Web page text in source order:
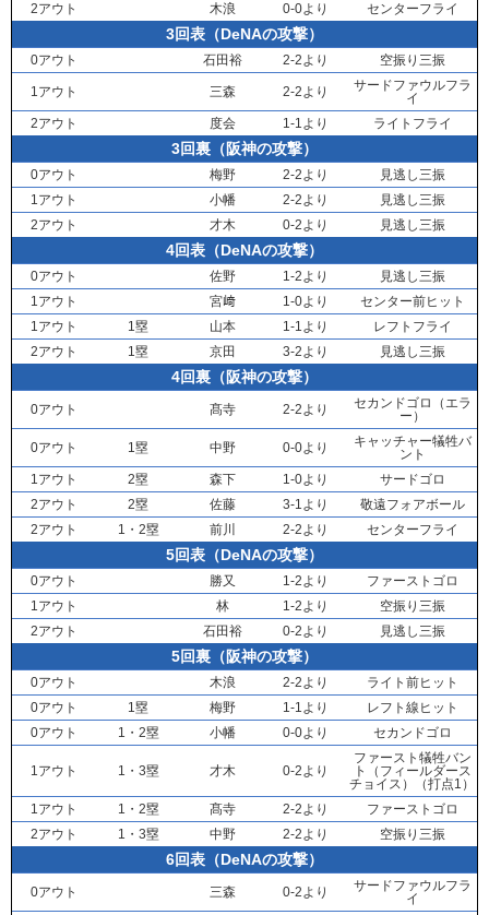
2アウト
木浪 0-0より センターフライ
3回表（DeNAの攻撃）
0アウト 石田裕 2-2より 空振り三振
1アウト 三森 2-2より
サードファウルフラ
イ
2アウト
度会 1-1より ライトフライ
3回裏（阪神の攻撃）
0アウト 梅野 2-2より
見逃し三振
1アウト
小幡 2-2より
見逃し三振
2アウト
才木 0-2より 見逃し三振
4回表（DeNAの攻撃）
0アウト 佐野 1-2より
見逃し三振
1アウト
宮﨑 1-0より
センター前ヒット
1アウト
1塁 山本 1-1より
レフトフライ
2アウト
1塁 京田 3-2より 見逃し三振
4回裏（阪神の攻撃）
0アウト 髙寺 2-2より
セカンドゴロ（エラ
ー）
0アウト 1塁 中野 0-0より
キャッチャー犠牲バ
ント
1アウト
2塁 森下 1-0より
サードゴロ
2アウト
2塁 佐藤 3-1より
敬遠フォアボール
2アウト
1・2塁 前川 2-2より センターフライ
5回表（DeNAの攻撃）
0アウト 勝又 1-2より
ファーストゴロ
1アウト
林 1-2より
空振り三振
2アウト
石田裕 0-2より 見逃し三振
5回裏（阪神の攻撃）
0アウト 木浪 2-2より
ライト前ヒット
0アウト
1塁 梅野 1-1より
レフト線ヒット
0アウト
1・2塁 小幡 0-0より セカンドゴロ
1アウト 1・3塁 才木 0-2より
ファースト犠牲バン
ト（フィールダース
チョイス）（打点1）
1アウト
1・2塁 髙寺 2-2より
ファーストゴロ
2アウト
1・3塁 中野 2-2より 空振り三振
6回表（DeNAの攻撃）
0アウト 三森 0-2より
サードファウルフラ
イ